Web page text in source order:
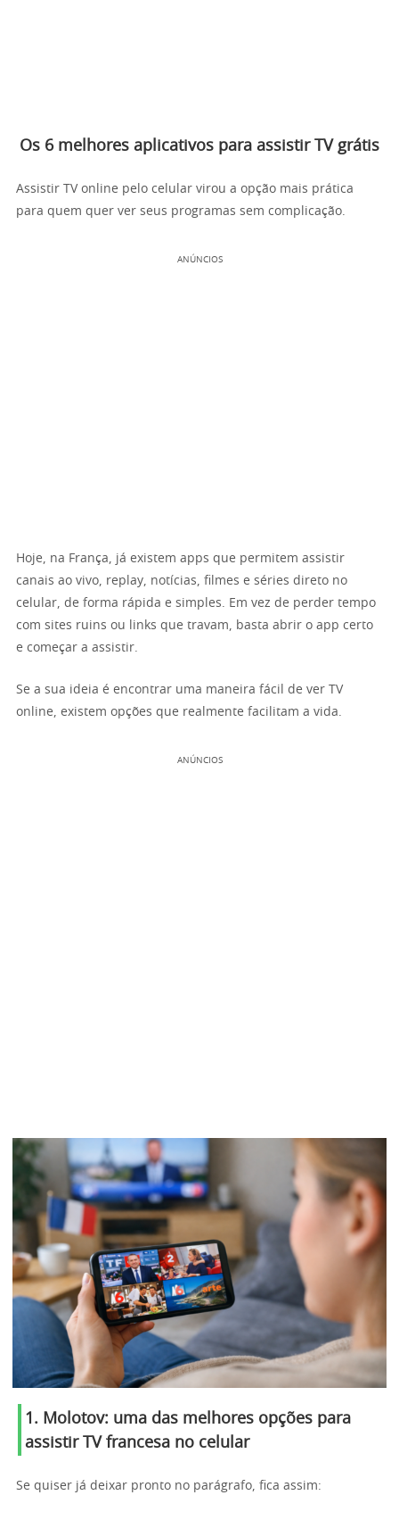
Os 6 melhores aplicativos para assistir TV grátis
Assistir TV online pelo celular virou a opção mais prática
para quem quer ver seus programas sem complicação.
ANÚNCIOS
Hoje, na França, já existem apps que permitem assistir
canais ao vivo, replay, notícias, filmes e séries direto no
celular, de forma rápida e simples. Em vez de perder tempo
com sites ruins ou links que travam, basta abrir o app certo
e começar a assistir.
Se a sua ideia é encontrar uma maneira fácil de ver TV
online, existem opções que realmente facilitam a vida.
ANÚNCIOS
1. Molotov: uma das melhores opções para
assistir TV francesa no celular
Se quiser já deixar pronto no parágrafo, fica assim: